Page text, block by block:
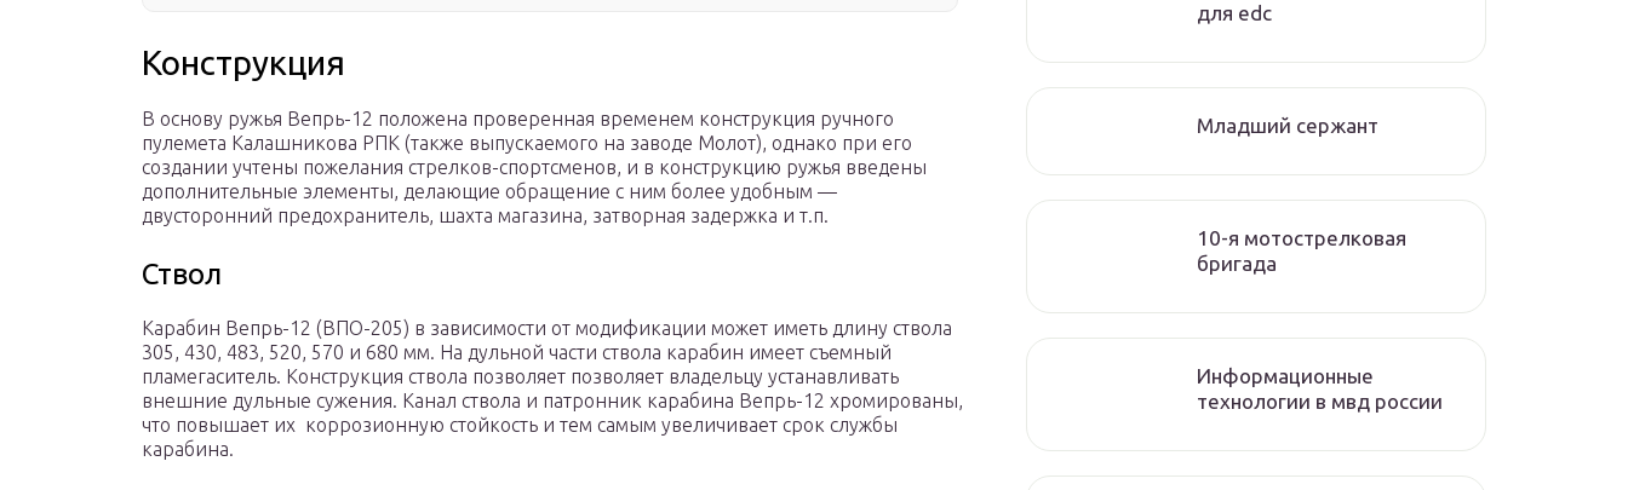
Конструкция
В основу ружья Вепрь-12 положена проверенная временем конструкция ручного
пулемета Калашникова РПК (также выпускаемого на заводе Молот), однако при его
создании учтены пожелания стрелков-спортсменов, и в конструкцию ружья введены
дополнительные элементы, делающие обращение с ним более удобным —
двусторонний предохранитель, шахта магазина, затворная задержка и т.п.
Ствол
Карабин Вепрь-12 (ВПО-205) в зависимости от модификации может иметь длину ствола
305, 430, 483, 520, 570 и 680 мм. На дульной части ствола карабин имеет съемный
пламегаситель. Конструкция ствола позволяет позволяет владельцу устанавливать
внешние дульные сужения. Канал ствола и патронник карабина Вепрь-12 хромированы,
что повышает их коррозионную стойкость и тем самым увеличивает срок службы
карабина.
для edc
Младший сержант
10-я мотострелковая
бригада
Информационные
технологии в мвд россии